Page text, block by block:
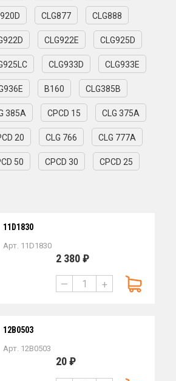
CLG877 CLG888
CLG922E CLG925D
CLG933D CLG933E
B160 CLG385B
385A CPCD 15 CLG 375A
20 CLG 766 CLG 777A
50 CPCD 30 CPCD 25
11D1830
Арт. 11D1830
2 380 ₽
— +
12B0503
Арт. 12B0503
20 ₽